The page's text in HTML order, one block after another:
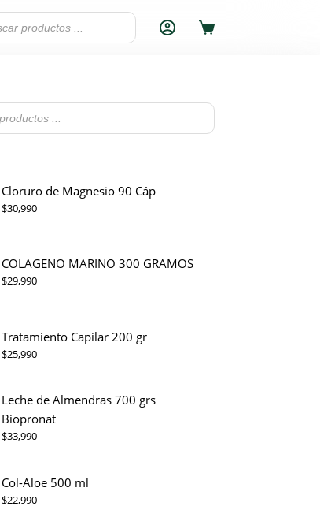
Carro
Cloruro de Magnesio 90 Cáp
$30,990
COLAGENO MARINO 300 GRAMOS
$29,990
Tratamiento Capilar 200 gr
$25,990
Leche de Almendras 700 grs
Biopronat
$33,990
Col-Aloe 500 ml
$22,990